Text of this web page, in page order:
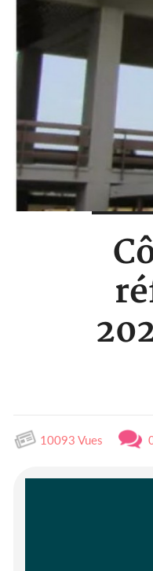
10093 Vues